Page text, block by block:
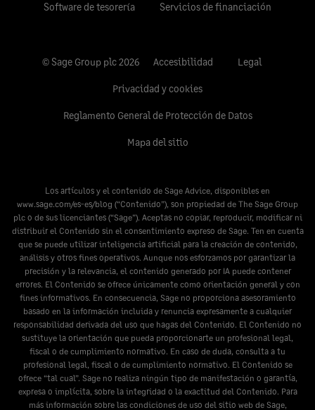
Software de tesorería Servicios de financiación
© Sage Group plc 2026 Accesibilidad Legal
Privacidad y cookies
Reglamento General de Protección de Datos
Mapa del sitio
Los artículos y el contenido de Sage Advice, disponibles en
www.sage.com/es-es/blog (“Contenido”), son propiedad de The Sage Group
plc o de sus licenciantes (“Sage”). Aceptas no copiar, reproducir, modificar ni
distribuir el Contenido sin el consentimiento expreso de Sage. Ten en cuenta
que se puede utilizar inteligencia artificial para la creación de contenido,
análisis y otros fines operativos. Aunque nos esforzamos por garantizar la
precisión y la relevancia, el contenido generado por IA puede contener
errores. El Contenido se ofrece únicamente como orientación general y con
fines informativos. En consecuencia, Sage no proporciona asesoramiento
basado en la información incluida y renuncia expresamente a cualquier
responsabilidad derivada del uso que hagas del Contenido. El Contenido no
sustituye la orientación que pueda proporcionarte un profesional legal,
fiscal o de cumplimiento normativo. En caso de duda, consulta a tu
profesional legal, fiscal o de cumplimiento normativo. El Contenido se
ofrece “tal cual”. Sage no realiza ningún tipo de manifestación o garantía,
expresa o implícita, sobre la integridad o la exactitud del Contenido. Para
más información sobre las condiciones de uso del sitio web de Sage,